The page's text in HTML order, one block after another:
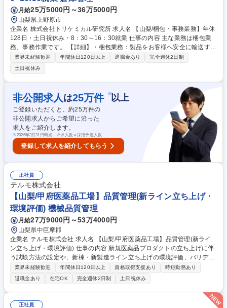
月給25万5000円～36万5000円
山梨県上野原市
企業名 株式会社トリケミカル研究所 求人名 【山梨/梱包・事務業務】年休
128日・土日祝休み・8：30～16：30就業 仕事の内容 主な業務は梱包業
務、事務作業です。 【詳細】・梱包業務：製品をお客様へ安全に輸送する
ための梱包業務です。 梱包の種類は幅広く容器の形状に合わせて梱包を行
います。 梱包重量は軽い物から重い物まで様々で時には50kg以上のもの
を機械を使用し梱包します。 ・事務業務：入力、スキャン、資料作成等事
務全般を行っていただきます。 募集職種 【山梨/梱包・事務業務】年休12
8日・土日祝休み・8：30～16：30就業
業界未経験歓迎 年間休日120日以上 退職金あり
完全週休2日制
土日祝休み
非公開求人 は25万件 ※以上
ご登録いただくと、約25万件の
非公開求人からご希望に沿った
求人をご紹介します。
※2026年3月31日時点 ※求人数＝採用予定人数
登録して求人を紹介してもらう
正社員
テルモ株式会社
【山梨/甲府医薬品工場】品質管理(新ライン立ち上げ・
環境評価) 機械品質管理
月給27万9000円～53万4000円
山梨県中巨摩郡
企業名 テルモ株式会社 求人名 【山梨/甲府医薬品工場】品質管理(新ライ
ン立ち上げ・環境評価) 仕事の内容 新規医薬品プロダクトの立ち上げに伴
う試験方法の設定や、新棟・新製造ライン立ち上げの環境評価、バリデー
ション、プロセスシミュレーションテスト、および既存ラインの製造衛生
管理業務をお任せします。 【担う役割】主に、新規プロダクトに関する試
験設定業務、新規ライン立ち上げ業務、既存ラインの製造衛生管理業務を
担当予定。 【使用機器例】トキシノメーター/マイクロプレートリーダー/
パーティクルカウンター/エアーサンプラー/マルディポフマス（微生物同
業界未経験歓迎 年間休日120日以上 資格取得支援あり
時短勤務あり
退職金あり
在宅OK 完全週休2日制 土日祝休み
正社員